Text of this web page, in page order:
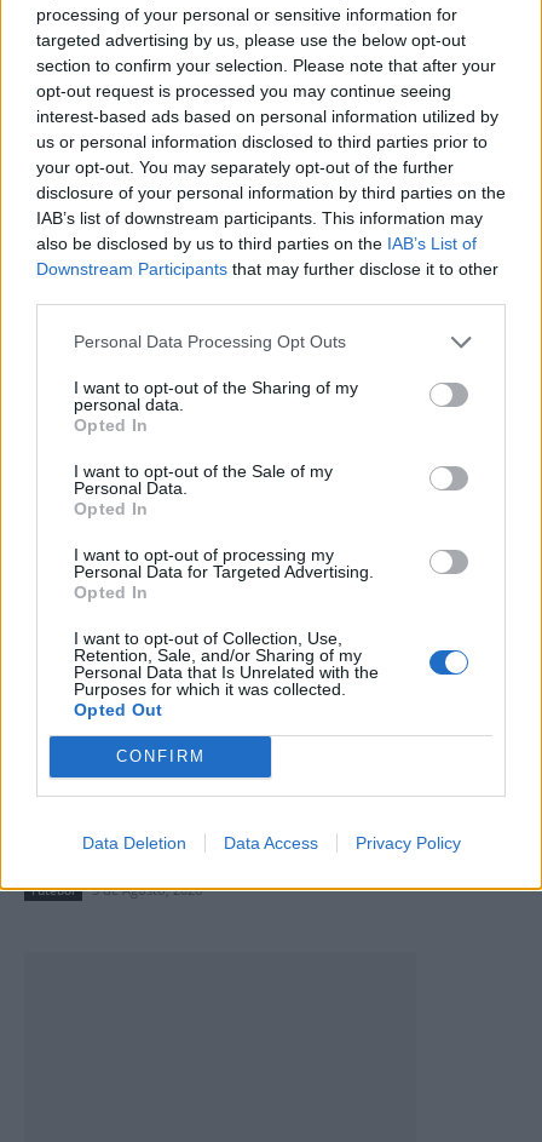
processing of your personal or sensitive information for
targeted advertising by us, please use the below opt-out
section to confirm your selection. Please note that after your
opt-out request is processed you may continue seeing
interest-based ads based on personal information utilized by
us or personal information disclosed to third parties prior to
your opt-out. You may separately opt-out of the further
disclosure of your personal information by third parties on the
IAB’s list of downstream participants. This information may
also be disclosed by us to third parties on the IAB’s List of
Downstream Participants that may further disclose it to other
Personal Data Processing Opt Outs
I want to opt-out of the Sharing of my
personal data.
Opted In
I want to opt-out of the Sale of my
Personal Data.
Opted In
I want to opt-out of processing my
Personal Data for Targeted Advertising.
Opted In
I want to opt-out of Collection, Use,
Retention, Sale, and/or Sharing of my
Personal Data that Is Unrelated with the
Purposes for which it was collected.
Opted Out
CONFIRM
Data Deletion Data Access Privacy Policy
Foto: ADKVR
de 400 atletas no Torneio de
Voleibol
temporada com vitória no
Últimas notícias
Taça Transmontana de Futebol Sénior com cariz
solidário em Valpaços
Futebol 5 de Agosto, 2026